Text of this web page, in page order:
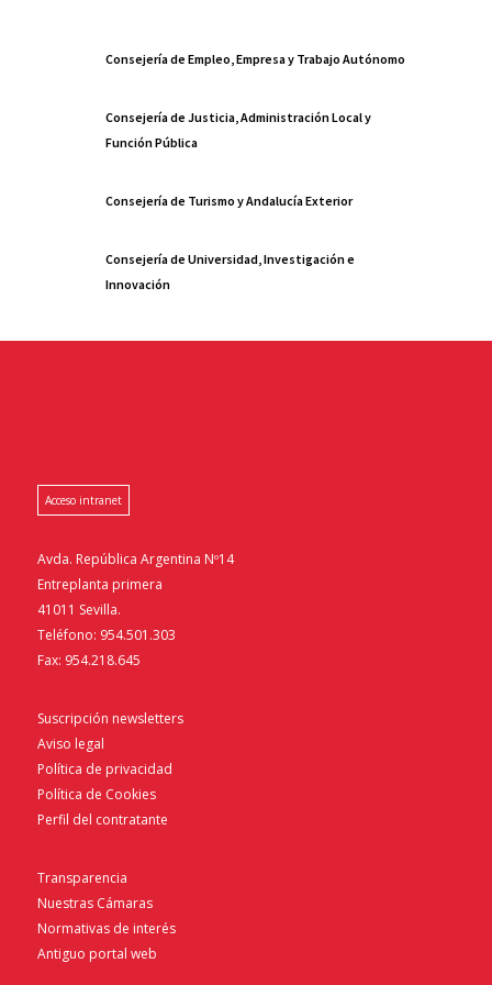
Consejería de Empleo, Empresa y Trabajo Autónomo
Consejería de Justicia, Administración Local y
Función Pública
Consejería de Turismo y Andalucía Exterior
Consejería de Universidad, Investigación e
Innovación
Acceso intranet
Avda. República Argentina Nº14
Entreplanta primera
41011 Sevilla.
Teléfono: 954.501.303
Fax: 954.218.645
Suscripción newsletters
Aviso legal
Política de privacidad
Política de Cookies
Perfil del contratante
Transparencia
Nuestras Cámaras
Normativas de interés
Antiguo portal web